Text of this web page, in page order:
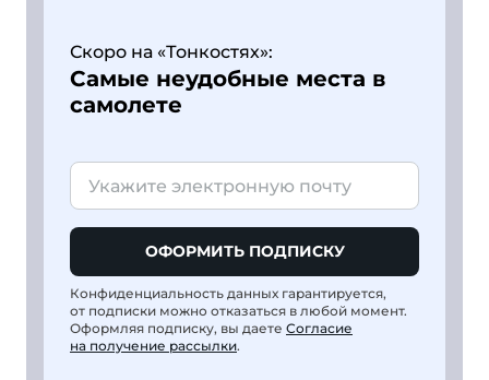
Скоро на «Тонкостях»:
Самые неудобные места в
самолете
ОФОРМИТЬ ПОДПИСКУ
Конфиденциальность данных гарантируется,
от подписки можно отказаться в любой момент.
Оформляя подписку, вы даете Согласие
на получение рассылки.